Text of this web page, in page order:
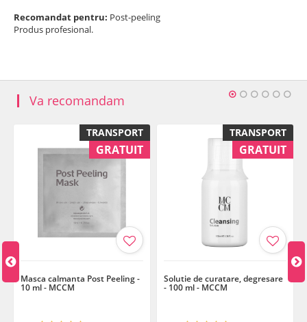
Recomandat pentru: Post-peeling
Produs profesional.
Va recomandam
TRANSPORT
GRATUIT
Masca calmanta Post Peeling -
10 ml - MCCM
TRANSPORT
GRATUIT
Solutie de curatare, degresare
- 100 ml - MCCM